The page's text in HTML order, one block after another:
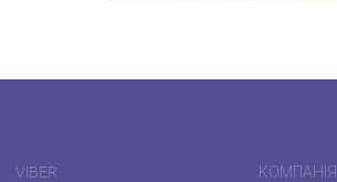
VIBER КОМПАНІЯ